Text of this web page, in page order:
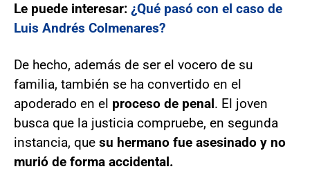
Le puede interesar: ¿Qué pasó con el caso de
Luis Andrés Colmenares?
De hecho, además de ser el vocero de su
familia, también se ha convertido en el
apoderado en el proceso de penal. El joven
busca que la justicia compruebe, en segunda
instancia, que su hermano fue asesinado y no
murió de forma accidental.